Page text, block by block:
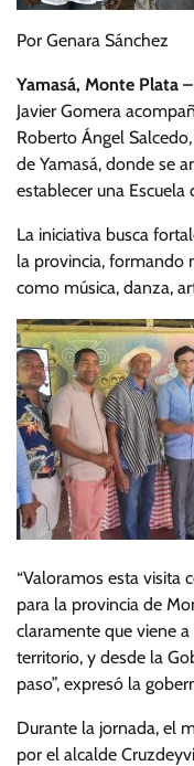
Por Genara Sánchez
Yamasá, Monte Plata –
Javier Gomera
Roberto Ángel
de Yamasá, donde se
establecer una Escuela
La iniciativa busca
la provincia, formando
como música, danza,
“Valoramos esta visita
para la provincia de
claramente que viene
territorio, y desde la
paso”, expresó la
Durante la jornada, el
por el alcalde